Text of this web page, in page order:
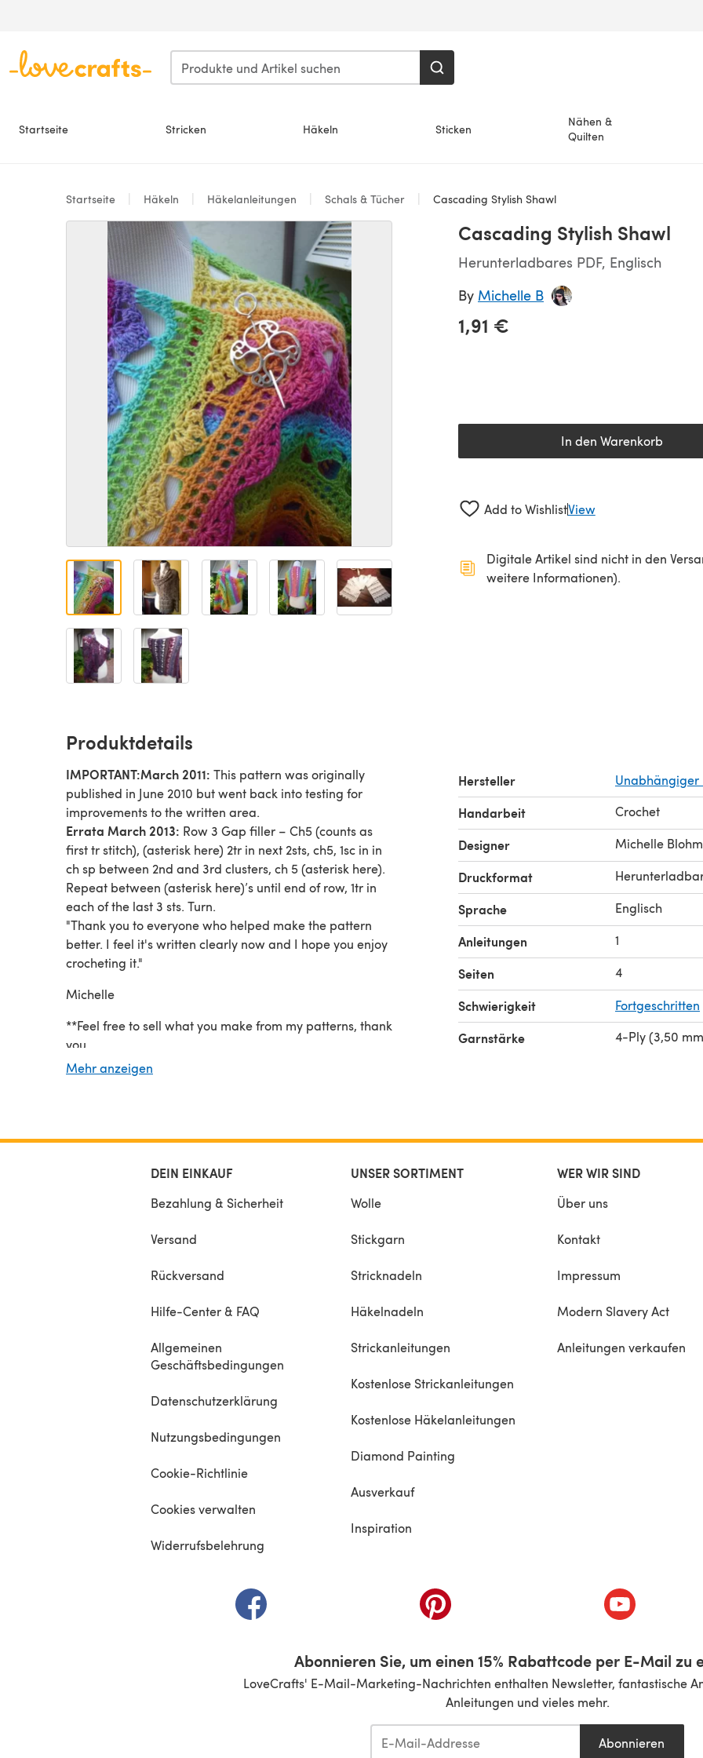
Startseite Stricken Häkeln Sticken
Nähen &
Quilten
Startseite Häkeln Häkelanleitungen Schals & Tücher Cascading Stylish Shawl
Cascading Stylish Shawl
Herunterladbares PDF, Englisch
By Michelle B
1,91 €
In den Warenkorb
Add to WishlistView
Digitale Artikel sind nicht in den
weitere Informationen).
Produktdetails
IMPORTANT:March 2011: This pattern was originally
published in June 2010 but went back into testing for
improvements to the written area.
Errata March 2013: Row 3 Gap filler – Ch5 (counts as
first tr stitch), (asterisk here) 2tr in next 2sts, ch5, 1sc in in
ch sp between 2nd and 3rd clusters, ch 5 (asterisk here).
Repeat between (asterisk here)’s until end of row, 1tr in
each of the last 3 sts. Turn.
"Thank you to everyone who helped make the pattern
better. I feel it's written clearly now and I hope you enjoy
crocheting it."
Michelle
**Feel free to sell what you make from my patterns, thank
you.
Mehr anzeigen
Hersteller Unabhängiger
Handarbeit Crochet
Designer Michelle Blohm
Druckformat
Sprache Englisch
Anleitungen 1
Seiten 4
Schwierigkeit Fortgeschritten
Garnstärke 4-Ply (3,50
DEIN EINKAUF
Bezahlung & Sicherheit
Versand
Rückversand
Hilfe-Center & FAQ
Allgemeinen
Geschäftsbedingungen
Datenschutzerklärung
Nutzungsbedingungen
Cookie-Richtlinie
Cookies verwalten
Widerrufsbelehrung
UNSER SORTIMENT
Wolle
Stickgarn
Stricknadeln
Häkelnadeln
Strickanleitungen
Kostenlose Strickanleitungen
Kostenlose Häkelanleitungen
Diamond Painting
Ausverkauf
Inspiration
WER WIR SIND
Über uns
Kontakt
Impressum
Modern Slavery Act
Anleitungen verkaufen
(öffnet sich in einem neuen Tab)(öffnet sich in einem neuen Tab)(öffnet sich in
Abonnieren Sie, um einen 15% Rabattcode per E-Mail zu
LoveCrafts' E-Mail-Marketing-Nachrichten enthalten Newsletter, fantastische
Anleitungen und vieles mehr.
Abonnieren